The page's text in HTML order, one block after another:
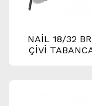
NAİL 18/32
ÇİVİ